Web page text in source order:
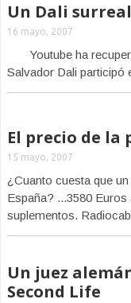
Un Dali
16 mayo, 2007
Youtube ha
Salvador Dali participó
El precio de la
15 mayo, 2007
¿Cuanto cuesta que
España? ...3580
suplementos.
Un juez
Second Life